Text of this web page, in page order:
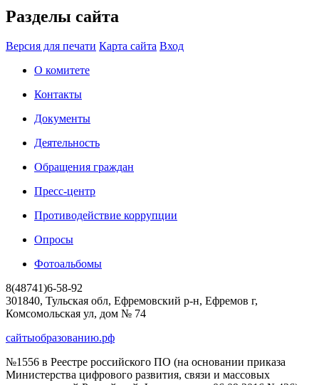
Разделы сайта
Версия для печати Карта сайта Вход
О комитете
Контакты
Документы
Деятельность
Обращения граждан
Пресс-центр
Противодействие коррупции
Опросы
Фотоальбомы
8(48741)6-58-92
301840, Тульская обл, Ефремовский р-н, Ефремов г,
Комсомольская ул, дом № 74
сайтыобразованию.рф
№1556 в Реестре российского ПО (на основании приказа
Министерства цифрового развития, связи и массовых